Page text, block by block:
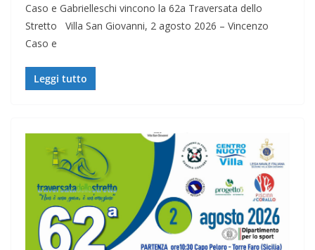
Caso e Gabrielleschi vincono la 62a Traversata dello
Stretto Villa San Giovanni, 2 agosto 2026 – Vincenzo
Caso e
Leggi tutto